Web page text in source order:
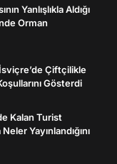
Yanlışlıkla Aldığı
Orman
Çiftçilikle
Gösterdi
Kalan Turist
Yayınlandığını